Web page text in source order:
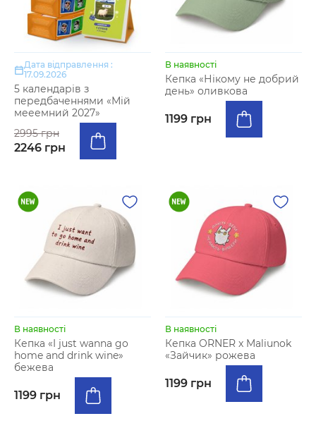
Дата відправлення :
17.09.2026
5 календарів з
передбаченнями «Мій
мееемний 2027»
2995 грн
2246 грн
В наявності
Кепка «Нікому не добрий
день» оливкова
1199 грн
В наявності
Кепка «I just wanna go
home and drink wine»
бежева
1199 грн
В наявності
Кепка ORNER x Maliunok
«Зайчик» рожева
1199 грн